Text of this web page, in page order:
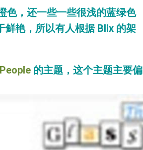
色，还一些一些很浅的蓝绿色
鲜艳，所以有人根据 Blix 的架
的主题，这个主题主要偏